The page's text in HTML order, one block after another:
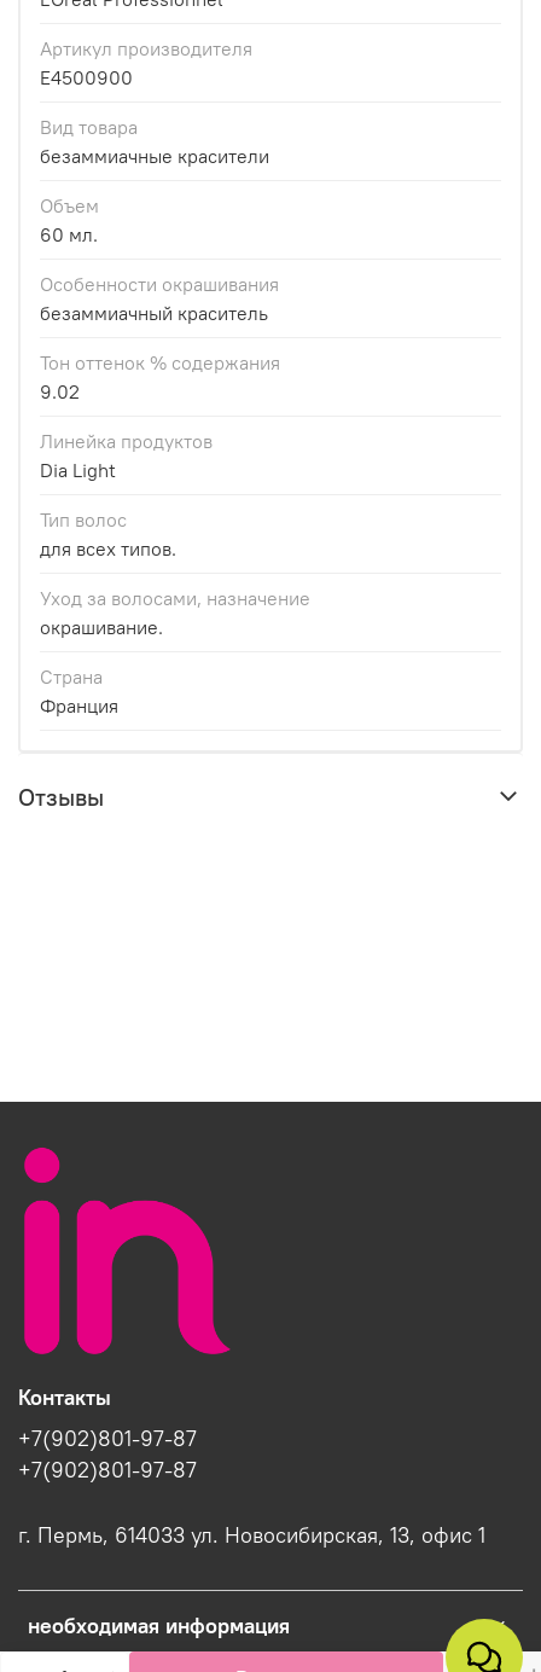
Артикул производителя
E4500900
Вид товара
безаммиачные красители
Объем
60 мл.
Особенности окрашивания
безаммиачный краситель
Тон оттенок % содержания
9.02
Линейка продуктов
Dia Light
Тип волос
для всех типов.
Уход за волосами, назначение
окрашивание.
Страна
Франция
Отзывы
необходимая информация
Контакты
+7(902)801-97-87
+7(902)801-97-87
г. Пермь, 614033 ул. Новосибирская, 13, офис 1